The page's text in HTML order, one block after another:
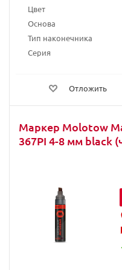
Цвет
Основа
Тип наконечника
Серия
Отложить
Маркер Molotow
367PI 4-8 мм black